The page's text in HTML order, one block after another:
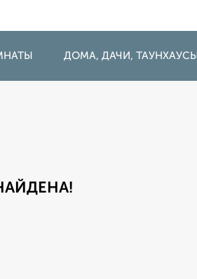
ДОМА, ДАЧИ, ТАУНХАУСЫ